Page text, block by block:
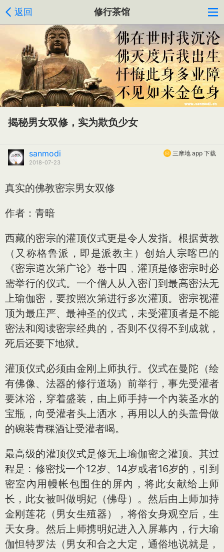
返回 修行茶馆
揭秘男女双修，实为欺负少女
三摩地 app 下载
sanmodi
2018-07-23
真实的佛教密宗男女双修
作者：青暗
西藏的密宗的灌顶仪式更是令人发指。根据黄教
（又称格鲁派，即是派教主）创始人宗喀巴的
《密宗道次第广论》卷十四﹐灌頂是修密宗时必
需举行的仪式。一个僧人从入密门到最高密法无
上瑜伽密，要按照次第进行多次灌顶。密宗视灌
顶为最庄严、最神圣的仪式，未受灌顶者是不能
密法和阅读密宗经典的，否则不仅得不到成就，
死后还要下地狱。
灌顶仪式必须由金刚上师执行。仪式在曼陀（绘
有佛像、法器的修行道场）前举行，事先受灌者
要沐浴，穿着盛装，由上师手持一个內装圣水的
宝瓶，向受灌者头上洒水，再用以人的头盖骨做
的碗装青稞酒让受灌者喝。
最高级的灌顶仪式是修无上瑜伽密之灌顶。其过
程是﹕修密找一个12岁、14岁或者16岁的，引到
密室內用幔帐包围住的屏內，将此女献给上师
长，此女被叫做明妃（佛母）。然后由上师加持
金刚莲花（男女生殖器），将俗女身观空后，生
天女身。然后上师携明妃进入入屏幕內，行大瑜
伽怛特罗法（男女和合之大定，通俗地说就是，